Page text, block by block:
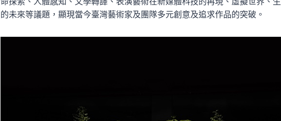
的未來等議題，顯現當今臺灣藝術家及團隊多元創意及追求作品的突破。